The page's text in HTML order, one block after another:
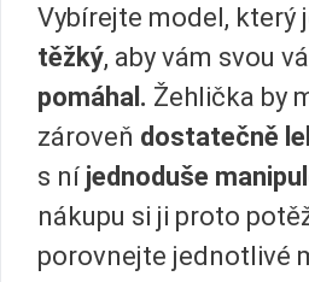
Vybírejte model, který
těžký, aby vám svou
pomáhal. Žehlička by
zároveň dostatečně
s ní jednoduše
nákupu si ji proto
porovnejte jednotlivé